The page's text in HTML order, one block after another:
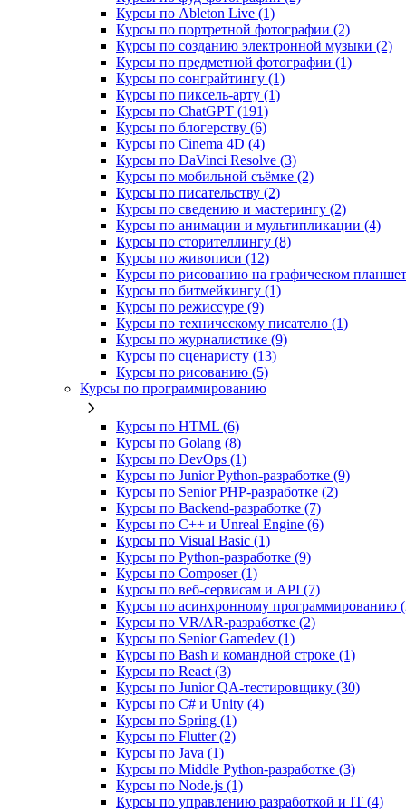
Курсы по Ableton Live (1)
Курсы по портретной фотографии (2)
Курсы по созданию электронной музыки (2)
Курсы по предметной фотографии (1)
Курсы по сонграйтингу (1)
Курсы по пиксель-арту (1)
Курсы по ChatGPT (191)
Курсы по блогерству (6)
Курсы по Cinema 4D (4)
Курсы по DaVinci Resolve (3)
Курсы по мобильной съёмке (2)
Курсы по писательству (2)
Курсы по сведению и мастерингу (2)
Курсы по анимации и мультипликации (4)
Курсы по сторителлингу (8)
Курсы по живописи (12)
Курсы по рисованию на графическом
Курсы по битмейкингу (1)
Курсы по режиссуре (9)
Курсы по техническому писателю (1)
Курсы по журналистике (9)
Курсы по сценаристу (13)
Курсы по рисованию (5)
Курсы по программированию
Курсы по HTML (6)
Курсы по Golang (8)
Курсы по DevOps (1)
Курсы по Junior Python-разработке (9)
Курсы по Senior PHP-разработке (2)
Курсы по Backend‑разработке (7)
Курсы по C++ и Unreal Engine (6)
Курсы по Visual Basic (1)
Курсы по Python-разработке (9)
Курсы по Composer (1)
Курсы по веб‑сервисам и API (7)
Курсы по асинхронному программированию
Курсы по VR/AR‑разработке (2)
Курсы по Senior Gamedev (1)
Курсы по Bash и командной строке (1)
Курсы по React (3)
Курсы по Junior QA-тестировщику (30)
Курсы по C# и Unity (4)
Курсы по Spring (1)
Курсы по Flutter (2)
Курсы по Java (1)
Курсы по Middle Python-разработке (3)
Курсы по Node.js (1)
Курсы по управлению разработкой и IT (4)